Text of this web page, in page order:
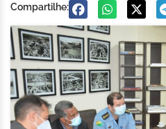
Compartilhe: